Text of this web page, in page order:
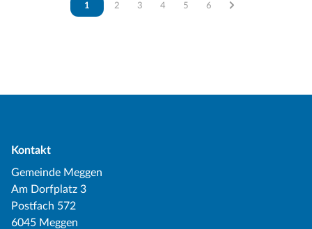
Vous êtes sur la page
1 Vous êtes sur la page
2 Vous êtes sur la page
3 Vous êtes sur la page
4 Vous êtes sur la page
5 Vous êtes sur la page
6
Kontakt
Gemeinde Meggen
Am Dorfplatz 3
Postfach 572
6045 Meggen